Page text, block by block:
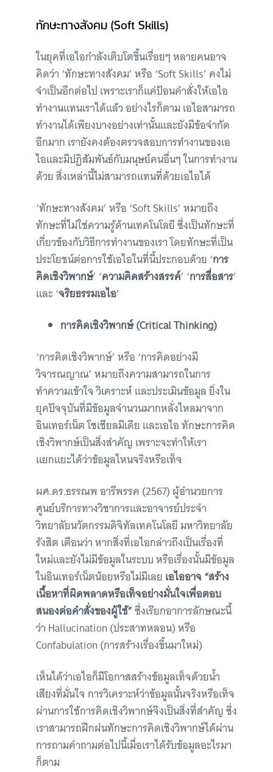
ทักษะทางสังคม (Soft Skills)
ในยุคที่เอไอกำลังเติบโตขึ้นเรื่อยๆ หลายคนอาจ
คิดว่า ‘ทักษะทางสังคม’ หรือ ‘Soft Skills’ คงไม่
จำเป็นอีกต่อไป เพราะเราก็แค่ป้อนคำสั่งให้เอไอ
ทำงานแทนเราได้แล้ว อย่างไรก็ตาม เอไอสามารถ
ทำงานได้เพียงบางอย่างเท่านั้นและยังมีข้อจำกัด
อีกมาก เรายังคงต้องตรวจสอบการทำงานของเอ
ไอและมีปฏิสัมพันธ์กับมนุษย์คนอื่นๆ ในการทำงาน
ด้วย สิ่งเหล่านี้ไม่สามารถแทนที่ด้วยเอไอได้
‘ทักษะทางสังคม’ หรือ ‘Soft Skills’ หมายถึง
ทักษะที่ไม่ใช่ความรู้ด้านเทคโนโลยี ซึ่งเป็นทักษะที่
เกี่ยวข้องกับวิธีการทำงานของเรา โดยทักษะที่เป็น
ประโยชน์ต่อการใช้เอไอในที่นี้ประกอบด้วย ‘การ
คิดเชิงวิพากษ์’ ‘ความคิดสร้างสรรค์’ ‘การสื่อสาร’
และ ‘จริยธรรมเอไอ’
การคิดเชิงวิพากษ์ (Critical Thinking)
‘การคิดเชิงวิพากษ์’ หรือ ‘การคิดอย่างมี
วิจารณญาณ’ หมายถึงความสามารถในการ
ทำความเข้าใจ วิเคราะห์ และประเมินข้อมูล ยิ่งใน
ยุคปัจจุบันที่มีข้อมูลจำนวนมากหลั่งไหลมาจาก
อินเทอร์เน็ต โซเชียลมีเดีย และเอไอ ทักษะการคิด
เชิงวิพากษ์เป็นสิ่งสำคัญ เพราะจะทำให้เรา
แยกแยะได้ว่าข้อมูลไหนจริงหรือเท็จ
ผศ.ดร.ธรรณพ อารีพรรค (2567) ผู้อำนวยการ
ศูนย์บริการทางวิชาการและอาจารย์ประจำ
วิทยาลัยนวัตกรรมดิจิทัลเทคโนโลยี มหาวิทยาลัย
รังสิต เตือนว่า หากสิ่งที่เอไอกล่าวถึงเป็นเรื่องที่
ใหม่และยังไม่มีข้อมูลในระบบ หรือเรื่องนั้นมีข้อมูล
ในอินเทอร์เน็ตน้อยหรือไม่มีเลย เอไออาจ “สร้าง
เนื้อหาที่ผิดพลาดหรือเท็จอย่างมั่นใจเพื่อตอบ
สนองต่อคำสั่งของผู้ใช้”ซึ่งเรียกอาการลักษณะนี้
ว่า Hallucination (ประสาทหลอน) หรือ
Confabulation (การสร้างเรื่องขึ้นมาใหม่)
เห็นได้ว่าเอไอก็มีโอกาสสร้างข้อมูลเท็จด้วยน้ำ
เสียงที่มั่นใจ การวิเคราะห์ว่าข้อมูลนั้นจริงหรือเท็จ
ผ่านการใช้การคิดเชิงวิพากษ์จึงเป็นสิ่งที่สำคัญ ซึ่ง
เราสามารถฝึกฝนทักษะการคิดเชิงวิพากษ์ได้ผ่าน
การถามคำถามต่อไปนี้เมื่อเราได้รับข้อมูลอะไรมา
ก็ตาม